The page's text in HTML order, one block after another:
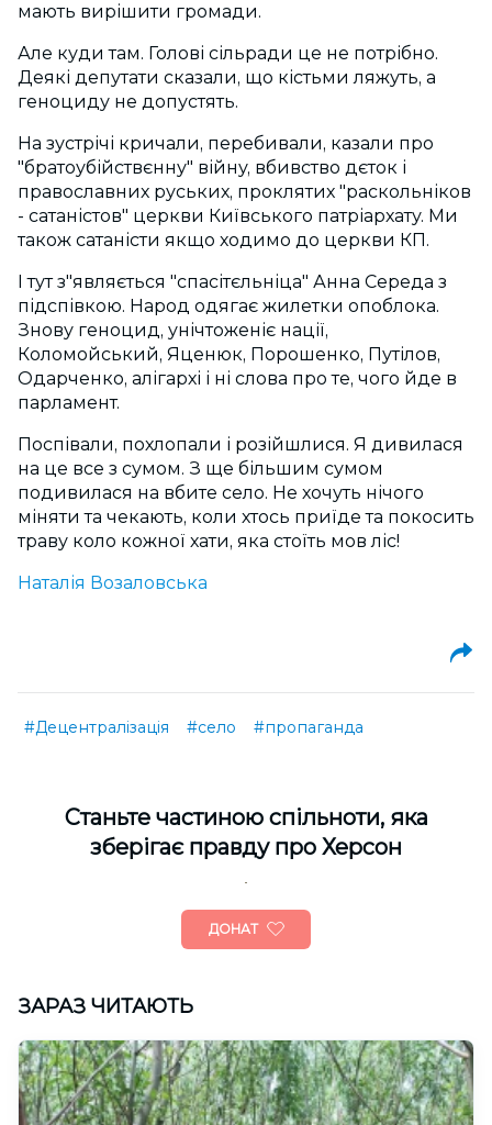
мають вирішити громади.
Але куди там. Голові сільради це не потрібно.
Деякі депутати сказали, що кістьми ляжуть, а
геноциду не допустять.
На зустрічі кричали, перебивали, казали про
"братоубійствєнну" війну, вбивство дєток і
православних руських, проклятих "раскольніков
- сатаністов" церкви Київського патріархату. Ми
також сатаністи якщо ходимо до церкви КП.
І тут з"являється "спасітєльніца" Анна Середа з
підспівкою. Народ одягає жилетки опоблока.
Знову геноцид, унічтоженіє нації,
Коломойський, Яценюк, Порошенко, Путілов,
Одарченко, алігархі і ні слова про те, чого йде в
парламент.
Поспівали, похлопали і розійшлися. Я дивилася
на це все з сумом. З ще більшим сумом
подивилася на вбите село. Не хочуть нічого
міняти та чекають, коли хтось приїде та покосить
траву коло кожної хати, яка стоїть мов ліс!
Наталія Возаловська
#Децентралізація #село #пропаганда
Cтаньте частиною спільноти, яка
зберігає правду про Херсон
ДОНАТ
ЗАРАЗ ЧИТАЮТЬ